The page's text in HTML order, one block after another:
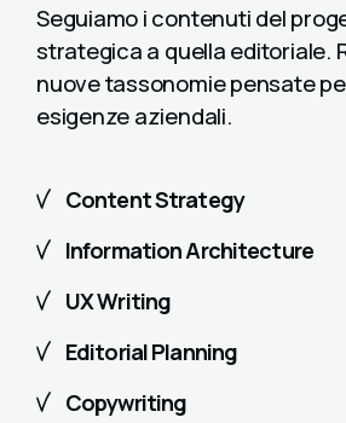
Seguiamo i contenuti del
strategica a quella editoriale.
nuove tassonomie pensate
esigenze aziendali.
Content Strategy
Information Architecture
UX Writing
Editorial Planning
Copywriting